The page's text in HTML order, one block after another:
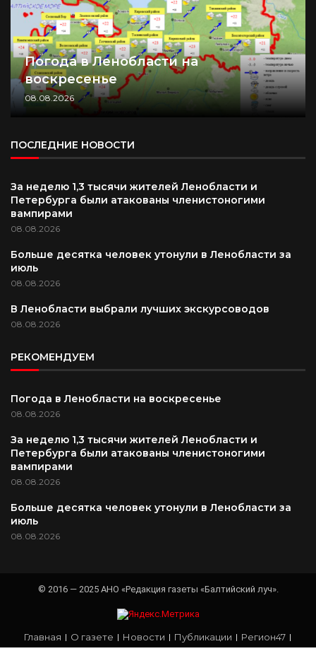
Погода в Ленобласти на
воскресенье
08.08.2026
ПОСЛЕДНИЕ НОВОСТИ
За неделю 1,3 тысячи жителей Ленобласти и
Петербурга были атакованы членистоногими
вампирами
08.08.2026
Больше десятка человек утонули в Ленобласти за
июль
08.08.2026
В Ленобласти выбрали лучших экскурсоводов
08.08.2026
РЕКОМЕНДУЕМ
Погода в Ленобласти на воскресенье
08.08.2026
За неделю 1,3 тысячи жителей Ленобласти и
Петербурга были атакованы членистоногими
вампирами
08.08.2026
Больше десятка человек утонули в Ленобласти за
июль
08.08.2026
© 2016 — 2025 АНО «Редакция газеты «Балтийский луч».
Главная О газете Новости Публикации
Регион47